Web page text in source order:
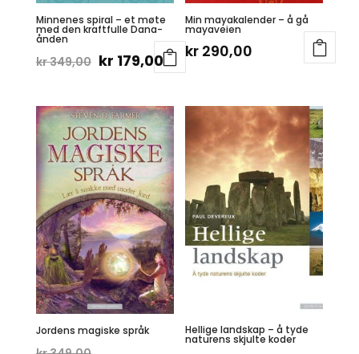
Minnenes spiral – et møte
med den kraftfulle Dana-
ånden
kr349,00 Opprinnelig
var:
kr 349,00.
kr 179,00Nåværende
er:
kr 179,00.
Min mayakalender – å gå
mayaveien
kr 290,00
Jordens magiske språk Hellige landskap – å tyde
naturens skjulte koder